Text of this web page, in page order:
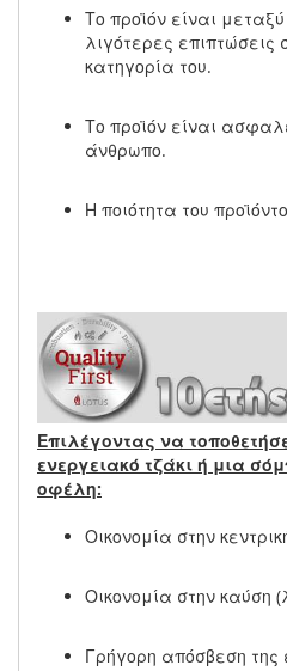
Το προϊόν είναι
λιγότερες επιπτώσεις
κατηγορία του.
Το προϊόν είναι
άνθρωπο.
Η ποιότητα του
Επιλέγοντας να
ενεργειακό τζάκι ή μια
οφέλη:
Οικονομία στην
Οικονομία στην καύση
Γρήγορη απόσβεση της